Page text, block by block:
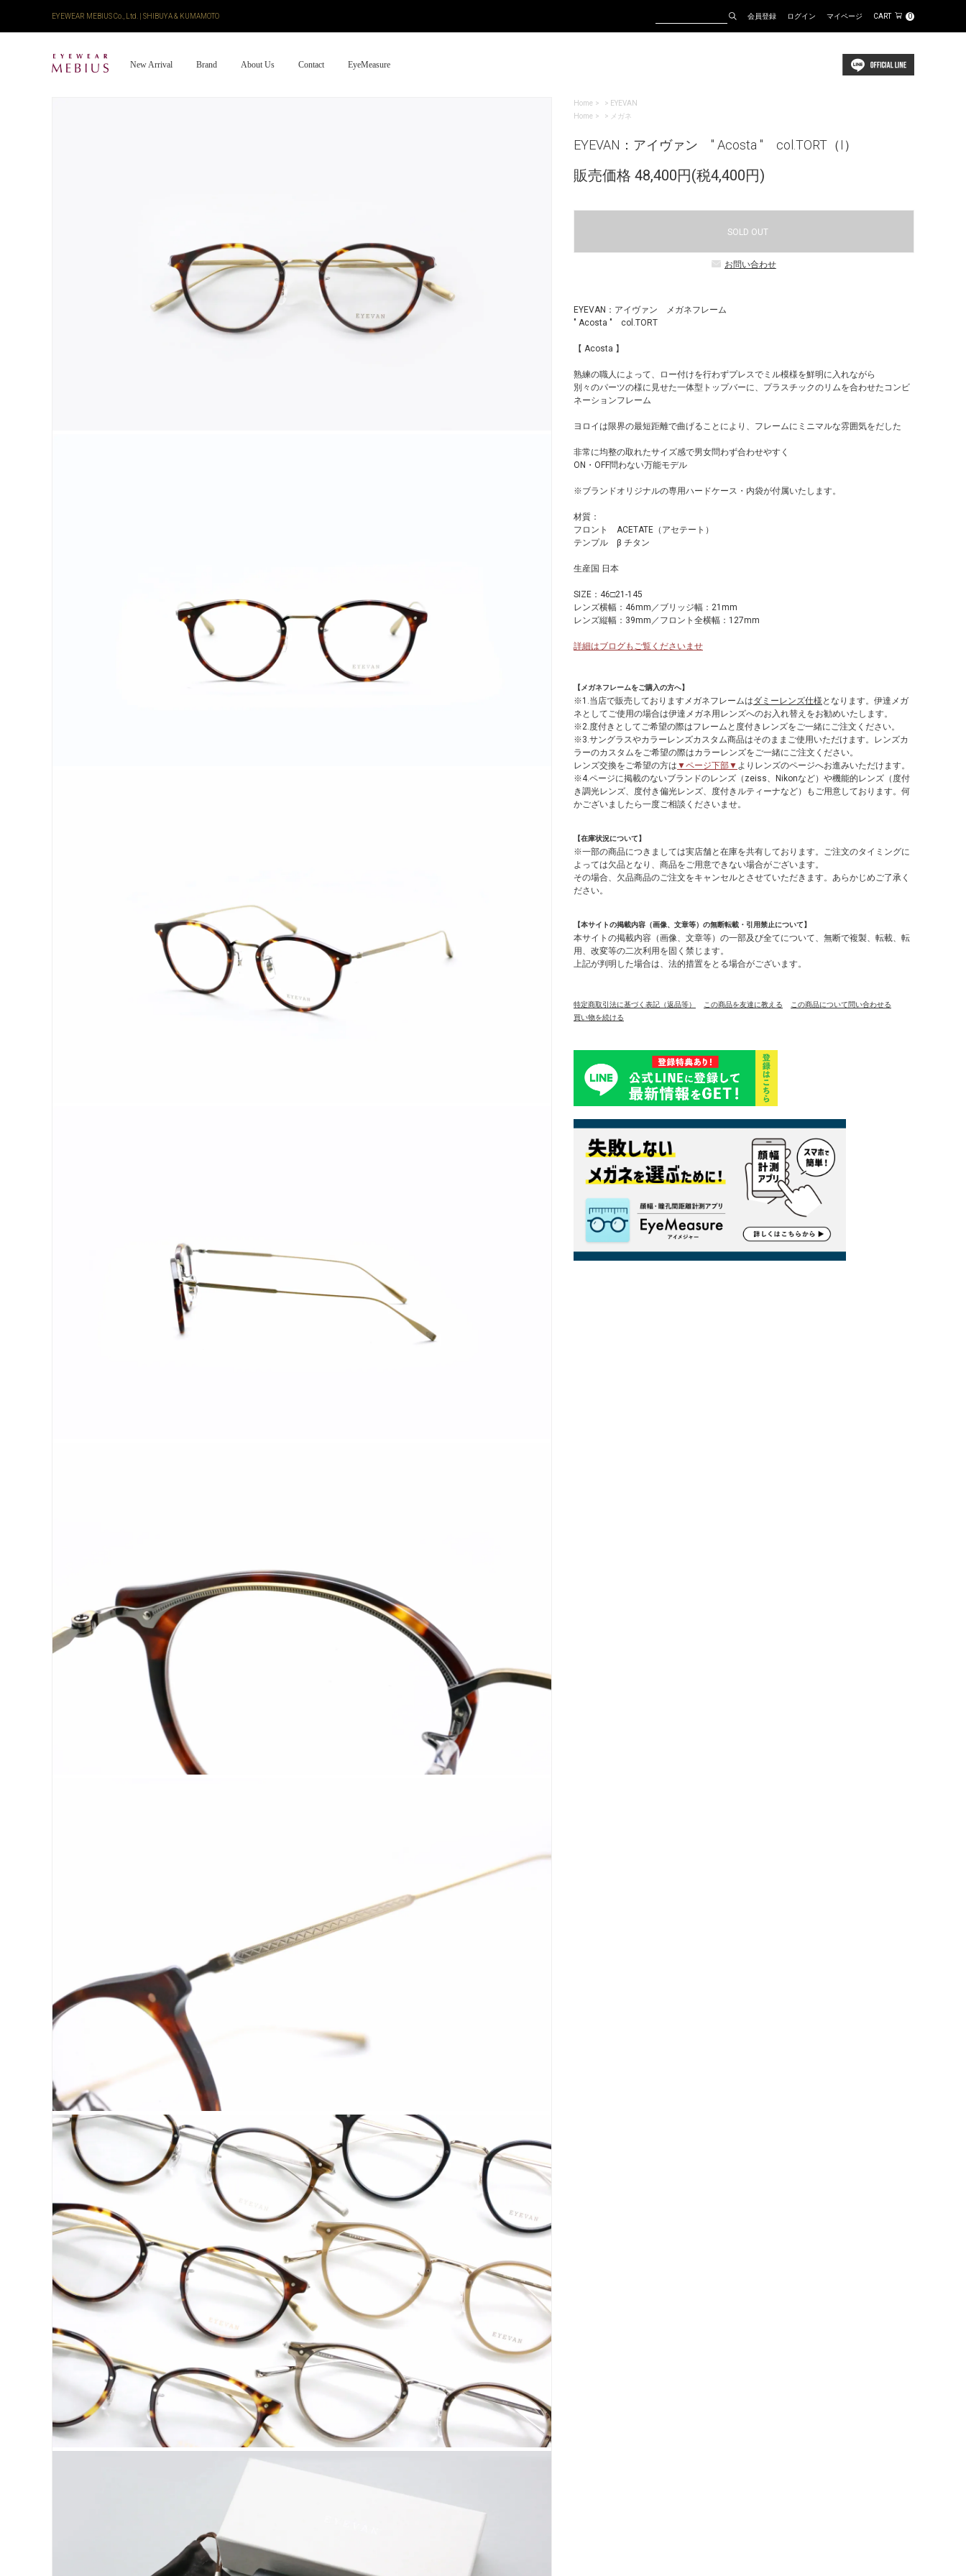
EYEWEAR MEBIUS Co., Ltd. | SHIBUYA & KUMAMOTO 会員登録 ログイン マイページ CART 0
New Arrival Brand About Us Contact EyeMeasure
Home > EYEVAN
Home
> メガネ
EYEVAN：アイヴァン " Acosta " col.TORT（I）
販売価格 48,400円(税4,400円)
SOLD OUT
お問い合わせ
EYEVAN：アイヴァン メガネフレーム
" Acosta " col.TORT
【 Acosta 】
熟練の職人によって、ロー付けを行わずプレスでミル模様を鮮明に入れながら
別々のパーツの様に見せた一体型トップバーに、プラスチックのリムを合わせたコンビ
ネーションフレーム
ヨロイは限界の最短距離で曲げることにより、フレームにミニマルな雰囲気をだした
非常に均整の取れたサイズ感で男女問わず合わせやすく
ON・OFF問わない万能モデル
※ブランドオリジナルの専用ハードケース・内袋が付属いたします。
材質：
フロント ACETATE（アセテート）
テンプル β チタン
生産国 日本
SIZE：46□21-145
レンズ横幅：46mm／ブリッジ幅：21mm
レンズ縦幅：39mm／フロント全横幅：127mm
詳細はブログもご覧くださいませ
【メガネフレームをご購入の方へ】
※1.当店で販売しておりますメガネフレームはダミーレンズ仕様 となります。伊達メガ
ネとしてご使用の場合は伊達メガネ用レンズへのお入れ替えをお勧めいたします。
※2.度付きとしてご希望の際はフレームと度付きレンズをご一緒にご注文ください。
※3.サングラスやカラーレンズカスタム商品はそのままご使用いただけます。レンズカ
ラーのカスタムをご希望の際はカラーレンズをご一緒にご注文ください。
レンズ交換をご希望の方は ▼ページ下部▼ よりレンズのページへお進みいただけます。
※4.ページに掲載のないブランドのレンズ（zeiss、Nikonなど）や機能的レンズ（度付
き調光レンズ、度付き偏光レンズ、度付きルティーナなど）もご用意しております。何
かございましたら一度ご相談くださいませ。
【在庫状況について】
※一部の商品につきましては実店舗と在庫を共有しております。ご注文のタイミングに
よっては欠品となり、商品をご用意できない場合がございます。
その場合、欠品商品のご注文をキャンセルとさせていただきます。あらかじめご了承く
ださい。
【本サイトの掲載内容（画像、文章等）の無断転載・引用禁止について】
本サイトの掲載内容（画像、文章等）の一部及び全てについて、無断で複製、転載、転
用、改変等の二次利用を固く禁じます。
上記が判明した場合は、法的措置をとる場合がございます。
特定商取引法に基づく表記（返品等） この商品を友達に教える
この商品について問い合わせる
買い物を続ける